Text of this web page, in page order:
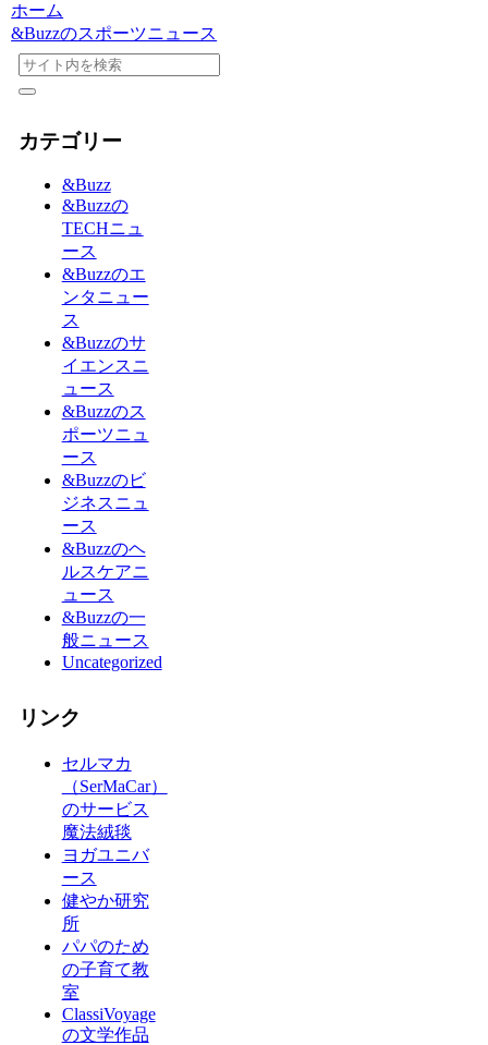
ホーム
&Buzzのスポーツニュース
カテゴリー
&Buzz
&Buzzの
TECHニュ
ース
&Buzzのエ
ンタニュー
ス
&Buzzのサ
イエンスニ
ュース
&Buzzのス
ポーツニュ
ース
&Buzzのビ
ジネスニュ
ース
&Buzzのヘ
ルスケアニ
ュース
&Buzzの一
般ニュース
Uncategorized
リンク
セルマカ
（SerMaCar）
のサービス
魔法絨毯
ヨガユニバ
ース
健やか研究
所
パパのため
の子育て教
室
ClassiVoyage
の文学作品